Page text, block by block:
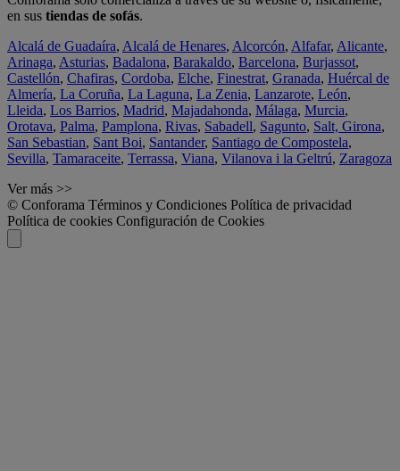
en sus tiendas de sofás.
Alcalá de Guadaíra, Alcalá de Henares, Alcorcón, Alfafar, Alicante,
Arinaga, Asturias, Badalona, Barakaldo, Barcelona, Burjassot,
Castellón, Chafiras, Cordoba, Elche, Finestrat, Granada, Huércal de
Almería, La Coruña, La Laguna, La Zenia, Lanzarote, León,
Lleida, Los Barrios, Madrid, Majadahonda, Málaga, Murcia,
Orotava, Palma, Pamplona, Rivas, Sabadell, Sagunto, Salt, Girona,
San Sebastian, Sant Boi, Santander, Santiago de Compostela,
Sevilla, Tamaraceite, Terrassa, Viana, Vilanova i la Geltrú, Zaragoza
Ver más >>
© Conforama Términos y Condiciones Política de privacidad
Política de cookies Configuración de Cookies